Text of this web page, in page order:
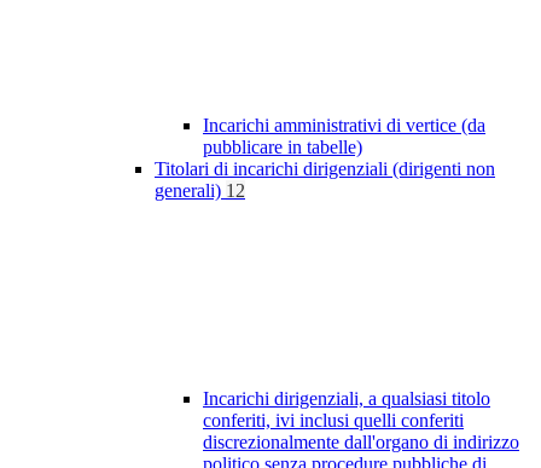
Incarichi amministrativi di vertice (da
pubblicare in tabelle)
Titolari di incarichi dirigenziali (dirigenti non
generali) 12
Incarichi dirigenziali, a qualsiasi titolo
conferiti, ivi inclusi quelli conferiti
discrezionalmente dall'organo di indirizzo